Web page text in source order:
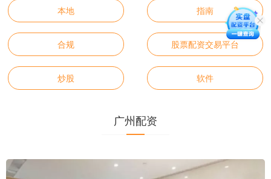
本地 指南
合规 股票配资交易平台
炒股 软件
广州配资